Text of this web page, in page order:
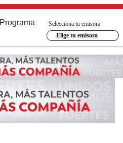
Programa
Selecciona tu emisora
Elige tu emisora